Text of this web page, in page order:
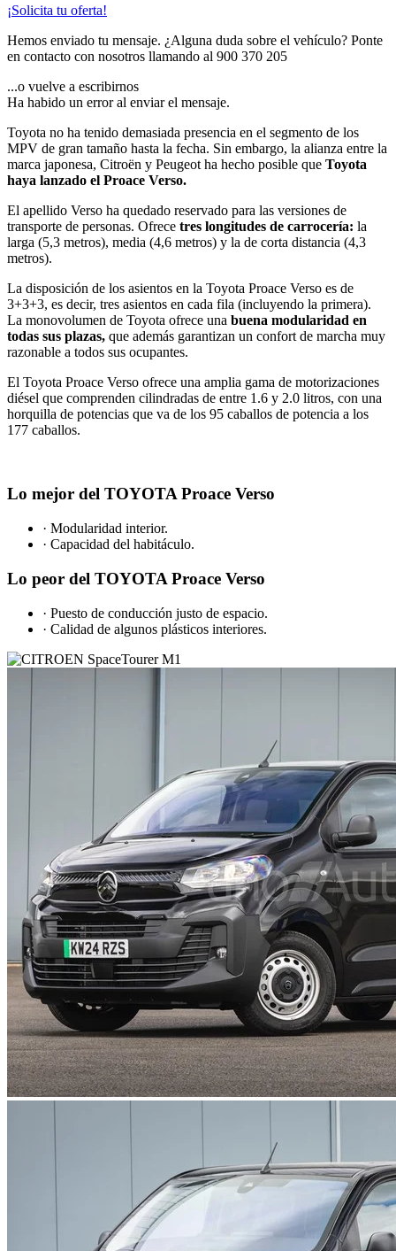
¡Solicita tu oferta!
Hemos enviado tu mensaje. ¿Alguna duda sobre el vehículo? Ponte
en contacto con nosotros llamando al 900 370 205
...o vuelve a escribirnos
Ha habido un error al enviar el mensaje.
Toyota no ha tenido demasiada presencia en el segmento de los
MPV de gran tamaño hasta la fecha. Sin embargo, la alianza entre la
marca japonesa, Citroën y Peugeot ha hecho posible que Toyota
haya lanzado el Proace Verso.
El apellido Verso ha quedado reservado para las versiones de
transporte de personas. Ofrece tres longitudes de carrocería: la
larga (5,3 metros), media (4,6 metros) y la de corta distancia (4,3
metros).
La disposición de los asientos en la Toyota Proace Verso es de
3+3+3, es decir, tres asientos en cada fila (incluyendo la primera).
La monovolumen de Toyota ofrece una buena modularidad en
todas sus plazas, que además garantizan un confort de marcha muy
razonable a todos sus ocupantes.
El Toyota Proace Verso ofrece una amplia gama de motorizaciones
diésel que comprenden cilindradas de entre 1.6 y 2.0 litros, con una
horquilla de potencias que va de los 95 caballos de potencia a los
177 caballos.
Lo mejor del TOYOTA Proace Verso
· Modularidad interior.
· Capacidad del habitáculo.
Lo peor del TOYOTA Proace Verso
· Puesto de conducción justo de espacio.
· Calidad de algunos plásticos interiores.